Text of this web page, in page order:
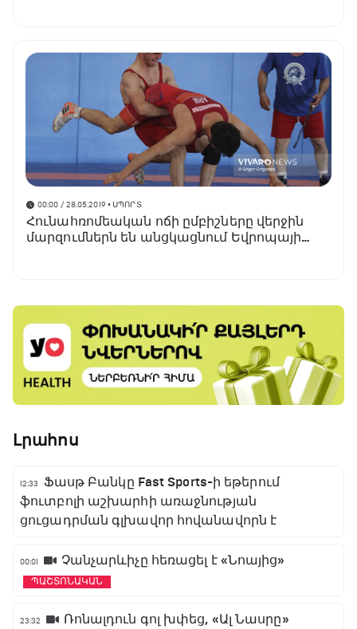
00:00 / 28.05.2019• ՍՊՈՐՏ
Հունահռոմեական ոճի ըմբիշները վերջին
մարզումներն են անցկացնում Եվրոպայի
Լրահոս
12:33
Ֆասթ Բանկը Fast Sports-ի եթերում
ֆուտբոլի աշխարհի առաջնության
ցուցադրման գլխավոր հովանավորն է
00:01 Չանչարևիչը հեռացել է «Նոայից»
ՊԱՇՏՈՆԱԿԱՆ
23:32
Ռոնալդուն գոլ խփեց, «Ալ Նասրը»